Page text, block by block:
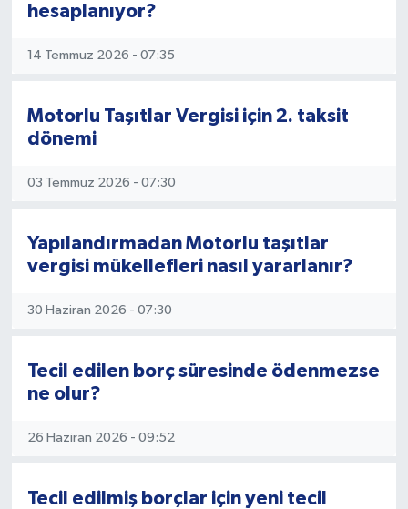
hesaplanıyor?
14 Temmuz 2026 - 07:35
Motorlu Taşıtlar Vergisi için 2. taksit
dönemi
03 Temmuz 2026 - 07:30
Yapılandırmadan Motorlu taşıtlar
vergisi mükellefleri nasıl yararlanır?
30 Haziran 2026 - 07:30
Tecil edilen borç süresinde ödenmezse
ne olur?
26 Haziran 2026 - 09:52
Tecil edilmiş borçlar için yeni tecil